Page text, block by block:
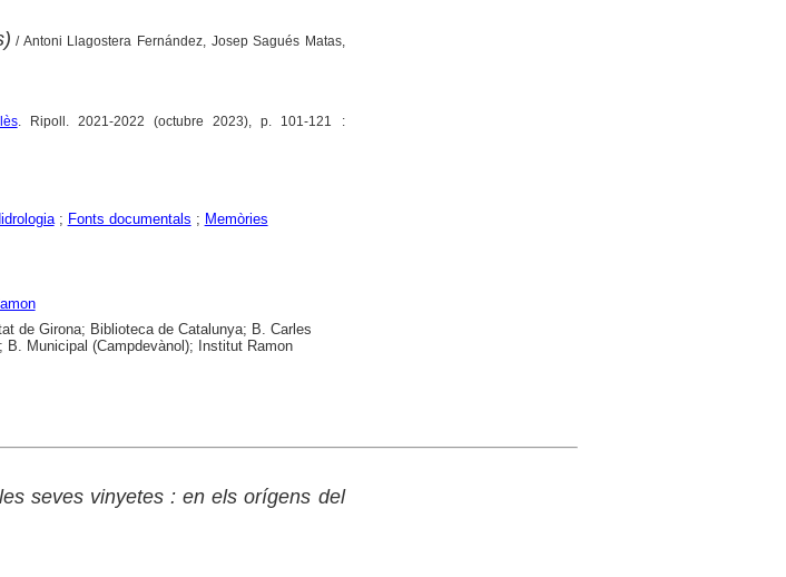
/ Antoni Llagostera Fernández, Josep Sagués Matas,
. Ripoll. 2021-2022 (octubre 2023), p. 101-121 :
; Fonts documentals ; Memòries
de Girona; Biblioteca de Catalunya; B. Carles
B. Municipal (Campdevànol); Institut Ramon
seves vinyetes : en els orígens del